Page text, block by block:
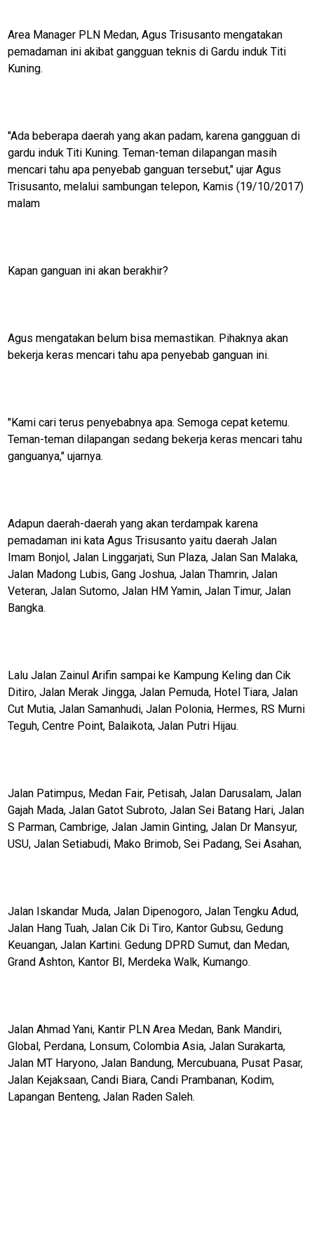
Area Manager PLN Medan, Agus Trisusanto mengatakan
pemadaman ini akibat gangguan teknis di Gardu induk Titi
Kuning.
"Ada beberapa daerah yang akan padam, karena gangguan di
gardu induk Titi Kuning. Teman-teman dilapangan masih
mencari tahu apa penyebab ganguan tersebut," ujar Agus
Trisusanto, melalui sambungan telepon, Kamis (19/10/2017)
malam
Kapan ganguan ini akan berakhir?
Agus mengatakan belum bisa memastikan. Pihaknya akan
bekerja keras mencari tahu apa penyebab ganguan ini.
"Kami cari terus penyebabnya apa. Semoga cepat ketemu.
Teman-teman dilapangan sedang bekerja keras mencari tahu
ganguanya," ujarnya.
Adapun daerah-daerah yang akan terdampak karena
pemadaman ini kata Agus Trisusanto yaitu daerah Jalan
Imam Bonjol, Jalan Linggarjati, Sun Plaza, Jalan San Malaka,
Jalan Madong Lubis, Gang Joshua, Jalan Thamrin, Jalan
Veteran, Jalan Sutomo, Jalan HM Yamin, Jalan Timur, Jalan
Bangka.
Lalu Jalan Zainul Arifin sampai ke Kampung Keling dan Cik
Ditiro, Jalan Merak Jingga, Jalan Pemuda, Hotel Tiara, Jalan
Cut Mutia, Jalan Samanhudi, Jalan Polonia, Hermes, RS Murni
Teguh, Centre Point, Balaikota, Jalan Putri Hijau.
Jalan Patimpus, Medan Fair, Petisah, Jalan Darusalam, Jalan
Gajah Mada, Jalan Gatot Subroto, Jalan Sei Batang Hari, Jalan
S Parman, Cambrige, Jalan Jamin Ginting, Jalan Dr Mansyur,
USU, Jalan Setiabudi, Mako Brimob, Sei Padang, Sei Asahan,
Jalan Iskandar Muda, Jalan Dipenogoro, Jalan Tengku Adud,
Jalan Hang Tuah, Jalan Cik Di Tiro, Kantor Gubsu, Gedung
Keuangan, Jalan Kartini. Gedung DPRD Sumut, dan Medan,
Grand Ashton, Kantor BI, Merdeka Walk, Kumango.
Jalan Ahmad Yani, Kantir PLN Area Medan, Bank Mandiri,
Global, Perdana, Lonsum, Colombia Asia, Jalan Surakarta,
Jalan MT Haryono, Jalan Bandung, Mercubuana, Pusat Pasar,
Jalan Kejaksaan, Candi Biara, Candi Prambanan, Kodim,
Lapangan Benteng, Jalan Raden Saleh.
W
Guide
Money
Gadget
Guide
Cat
Food
Lifestyle